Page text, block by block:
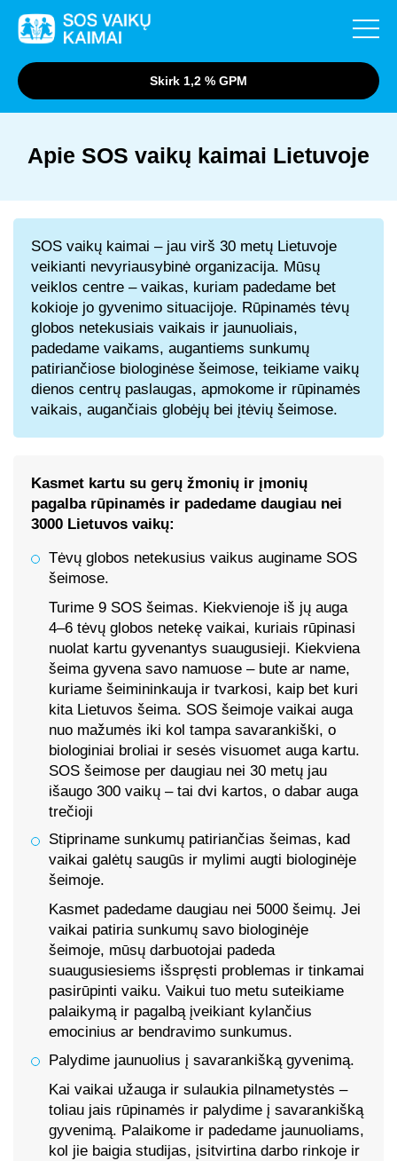
Skirk 1,2 % GPM
Apie SOS vaikų kaimai Lietuvoje
SOS vaikų kaimai – jau virš 30 metų Lietuvoje
veikianti nevyriausybinė organizacija. Mūsų
veiklos centre – vaikas, kuriam padedame bet
kokioje jo gyvenimo situacijoje. Rūpinamės tėvų
globos netekusiais vaikais ir jaunuoliais,
padedame vaikams, augantiems sunkumų
patiriančiose biologinėse šeimose, teikiame vaikų
dienos centrų paslaugas, apmokome ir rūpinamės
vaikais, augančiais globėjų bei įtėvių šeimose.
Kasmet kartu su gerų žmonių ir įmonių
pagalba rūpinamės ir padedame daugiau nei
3000 Lietuvos vaikų:
Tėvų globos netekusius vaikus auginame SOS
šeimose.
Turime 9 SOS šeimas. Kiekvienoje iš jų auga
4–6 tėvų globos netekę vaikai, kuriais rūpinasi
nuolat kartu gyvenantys suaugusieji. Kiekviena
šeima gyvena savo namuose – bute ar name,
kuriame šeimininkauja ir tvarkosi, kaip bet kuri
kita Lietuvos šeima. SOS šeimoje vaikai auga
nuo mažumės iki kol tampa savarankiški, o
biologiniai broliai ir sesės visuomet auga kartu.
SOS šeimose per daugiau nei 30 metų jau
išaugo 300 vaikų – tai dvi kartos, o dabar auga
trečioji
Stipriname sunkumų patiriančias šeimas, kad
vaikai galėtų saugūs ir mylimi augti biologinėje
šeimoje.
Kasmet padedame daugiau nei 5000 šeimų. Jei
vaikai patiria sunkumų savo biologinėje
šeimoje, mūsų darbuotojai padeda
suaugusiesiems išspręsti problemas ir tinkamai
pasirūpinti vaiku. Vaikui tuo metu suteikiame
palaikymą ir pagalbą įveikiant kylančius
emocinius ar bendravimo sunkumus.
Palydime jaunuolius į savarankišką gyvenimą.
Kai vaikai užauga ir sulaukia pilnametystės –
toliau jais rūpinamės ir palydime į savarankišką
gyvenimą. Palaikome ir padedame jaunuoliams,
kol jie baigia studijas, įsitvirtina darbo rinkoje ir